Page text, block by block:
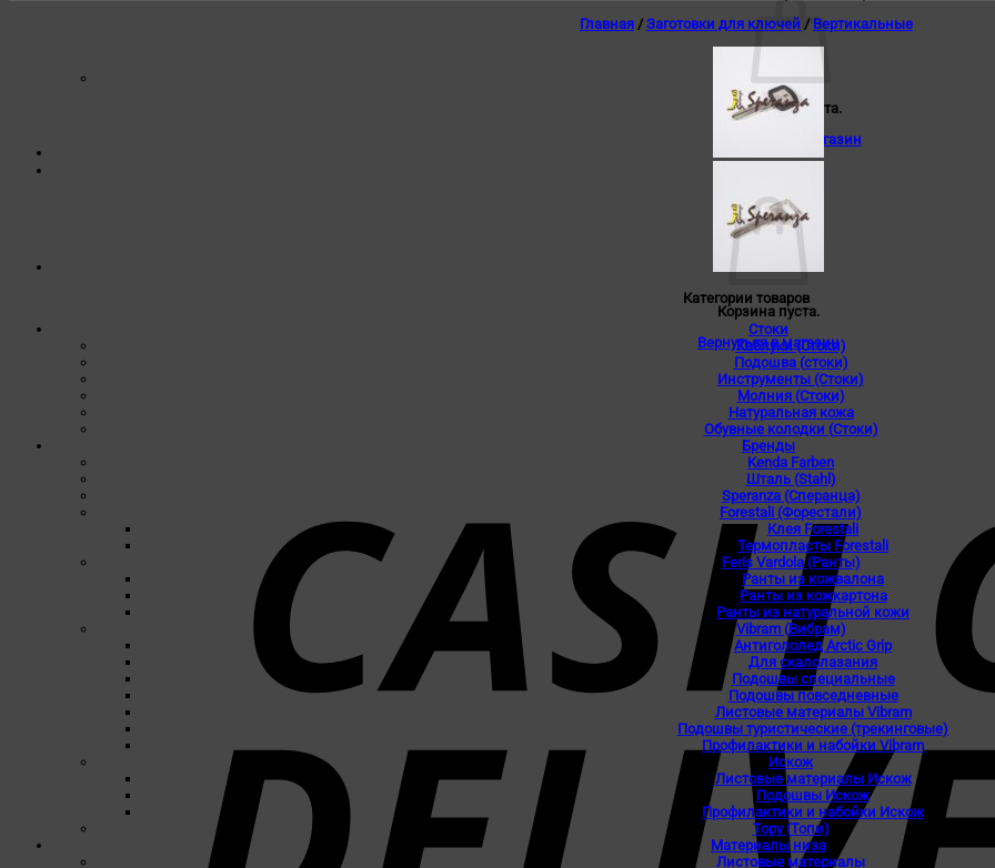
Корзина пуста.
Вернуться в магазин
Корзина пуста.
Вернуться в магазин
Главная / Заготовки для ключей / Вертикальные
Категории товаров
Стоки
Каблуки (Стоки)
Подошва (стоки)
Инструменты (Стоки)
Молния (Стоки)
Натуральная кожа
Обувные колодки (Стоки)
Бренды
Kenda Farben
Шталь (Stahl)
Speranza (Сперанца)
Forestali (Форестали)
Клея Forestali
Термопласты Forestali
Feris Vardola (Ранты)
Ранты из кожвалона
Ранты из кожкартона
Ранты из натуральной кожи
Vibram (Вибрам)
Антигололед Arctic Grip
Для скалолазания
Подошвы специальные
Подошвы повседневные
Листовые материалы Vibram
Подошвы туристические (трекинговые)
Профилактики и набойки Vibram
Искож
Листовые материалы Искож
Подошвы Искож
Профилактики и набойки Искож
Topy (Топи)
Материалы низа
Листовые материалы